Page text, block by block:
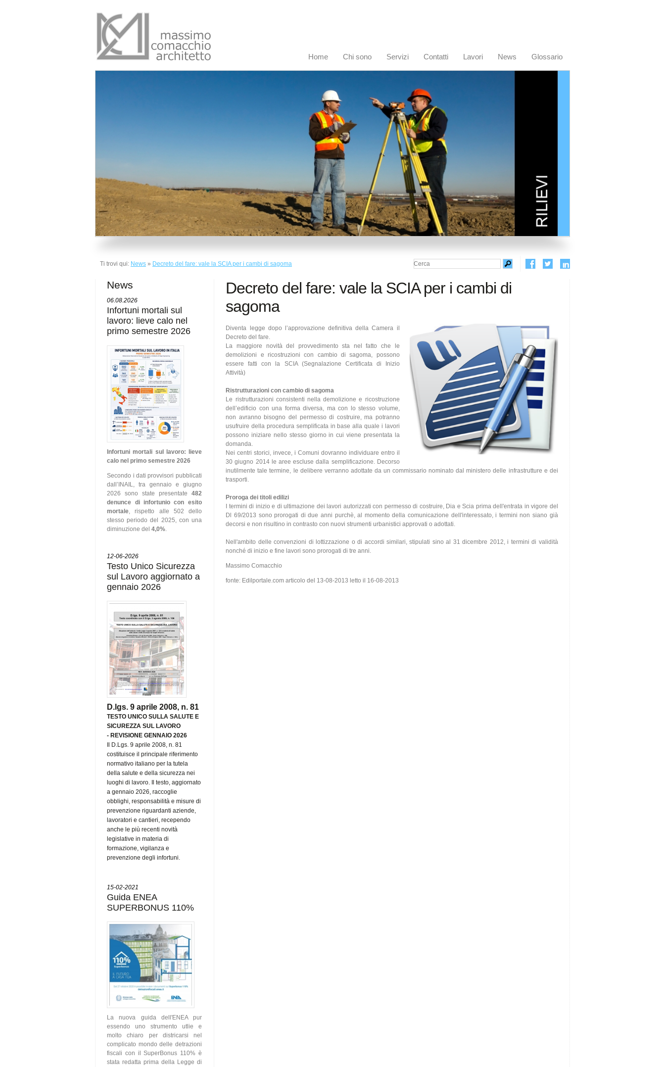
Home Chi sono Servizi Contatti Lavori News Glossario
Ti trovi qui: News » Decreto del fare: vale la SCIA per i cambi di sagoma
News
06.08.2026
Infortuni mortali sul
lavoro: lieve calo nel
primo semestre 2026
Infortuni mortali sul lavoro: lieve
calo nel primo semestre 2026
Secondo i dati provvisori pubblicati
dall’INAIL, tra gennaio e giugno
2026 sono state presentate 482
denunce di infortunio con esito
mortale , rispetto alle 502 dello
stesso periodo del 2025, con una
diminuzione del4,0%
12-06-2026
Testo Unico Sicurezza
sul Lavoro aggiornato a
gennaio 2026
D.lgs. 9 aprile 2008, n. 81
TESTO UNICO SULLA SALUTE E
SICUREZZA SUL LAVORO
- REVISIONE GENNAIO 2026
Il D.Lgs. 9 aprile 2008, n. 81
costituisce il principale riferimento
normativo italiano per la tutela
della salute e della sicurezza nei
luoghi di lavoro. Il testo, aggiornato
a gennaio 2026, raccoglie
obblighi, responsabilità e misure di
prevenzione riguardanti aziende,
lavoratori e cantieri, recependo
anche le più recenti novità
legislative in materia di
formazione, vigilanza e
prevenzione degli infortuni.
15-02-2021
Guida ENEA
SUPERBONUS 110%
La nuova guida dell'ENEA pur
essendo uno strumento utlie e
molto chiaro per districarsi nel
complicato mondo delle detrazioni
fiscali con il SuperBonus 110% è
stata redatta prima della Legge di
Decreto del fare: vale la SCIA per i cambi di
sagoma
Diventa legge dopo l’approvazione definitiva della Camera il
Decreto del fare.
La maggiore novità del provvedimento sta nel fatto che le
demolizioni e ricostruzioni con cambio di sagoma, possono
essere fatti con la SCIA (Segnalazione Certificata di Inizio
Attività)
Ristrutturazioni con cambio di sagoma
Le ristrutturazioni consistenti nella demolizione e ricostruzione
dell’edificio con una forma diversa, ma con lo stesso volume,
non avranno bisogno del permesso di costruire, ma potranno
usufruire della procedura semplificata in base alla quale i lavori
possono iniziare nello stesso giorno in cui viene presentata la
domanda.
Nei centri storici, invece, i Comuni dovranno individuare entro il
30 giugno 2014 le aree escluse dalla semplificazione. Decorso
inutilmente tale termine, le delibere verranno adottate da un commissario nominato dal ministero delle infrastrutture e dei
trasporti.
Proroga dei titoli edilizi
I termini di inizio e di ultimazione dei lavori autorizzati con permesso di costruire, Dia e Scia prima dell'entrata in vigore del
Dl 69/2013 sono prorogati di due anni purchè, al momento della comunicazione dell'interessato, i termini non siano già
decorsi e non risultino in contrasto con nuovi strumenti urbanistici approvati o adottati.
Nell'ambito delle convenzioni di lottizzazione o di accordi similari, stipulati sino al 31 dicembre 2012, i termini di validità
nonché di inizio e fine lavori sono prorogati di tre anni.
Massimo Comacchio
fonte: Edilportale.com articolo del 13-08-2013 letto il 16-08-2013